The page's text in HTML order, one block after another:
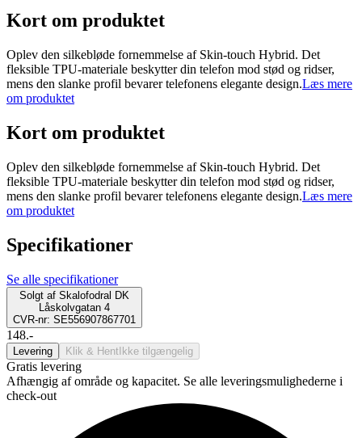
Kort om produktet
Oplev den silkebløde fornemmelse af Skin-touch Hybrid. Det
fleksible TPU-materiale beskytter din telefon mod stød og ridser,
mens den slanke profil bevarer telefonens elegante design.Læs mere
om produktet
Kort om produktet
Oplev den silkebløde fornemmelse af Skin-touch Hybrid. Det
fleksible TPU-materiale beskytter din telefon mod stød og ridser,
mens den slanke profil bevarer telefonens elegante design.Læs mere
om produktet
Specifikationer
Se alle specifikationer
Solgt af Skalofodral DK
Låskolvgatan 4
CVR-nr: SE556907867701
148.-
Levering Klik & Hent Ikke tilgængelig
Gratis levering
Afhængig af område og kapacitet. Se alle leveringsmulighederne i
check-out